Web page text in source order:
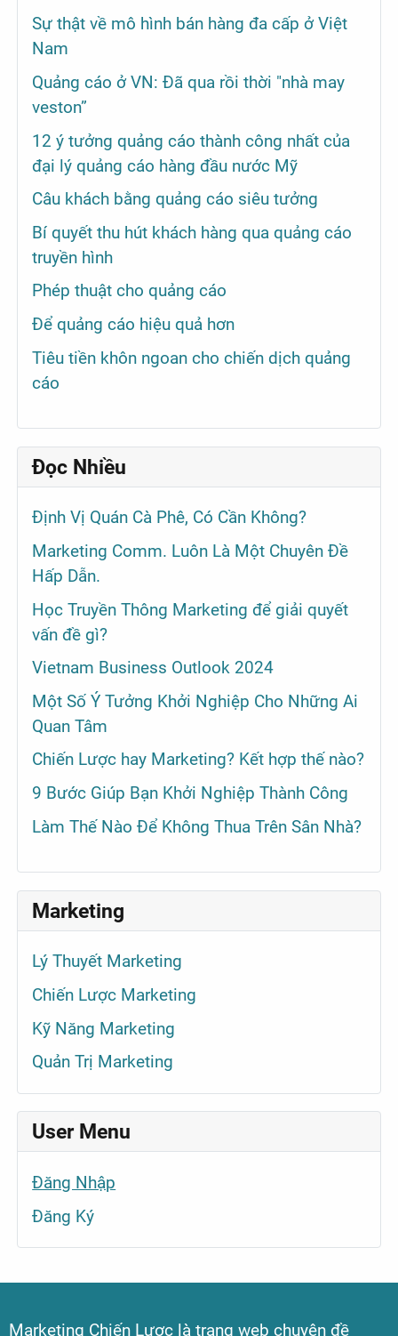
Sự thật về mô hình bán hàng đa cấp ở Việt
Nam
Quảng cáo ở VN: Đã qua rồi thời "nhà may
veston”
12 ý tưởng quảng cáo thành công nhất của
đại lý quảng cáo hàng đầu nước Mỹ
Câu khách bằng quảng cáo siêu tưởng
Bí quyết thu hút khách hàng qua quảng cáo
truyền hình
Phép thuật cho quảng cáo
Để quảng cáo hiệu quả hơn
Tiêu tiền khôn ngoan cho chiến dịch quảng
cáo
Đọc Nhiều
Định Vị Quán Cà Phê, Có Cần Không?
Marketing Comm. Luôn Là Một Chuyên Đề
Hấp Dẫn.
Học Truyền Thông Marketing để giải quyết
vấn đề gì?
Vietnam Business Outlook 2024
Một Số Ý Tưởng Khởi Nghiệp Cho Những Ai
Quan Tâm
Chiến Lược hay Marketing? Kết hợp thế nào?
9 Bước Giúp Bạn Khởi Nghiệp Thành Công
Làm Thế Nào Để Không Thua Trên Sân Nhà?
Marketing
Lý Thuyết Marketing
Chiến Lược Marketing
Kỹ Năng Marketing
Quản Trị Marketing
User Menu
Đăng Nhập
Đăng Ký
Marketing Chiến Lược là trang web chuyên đề